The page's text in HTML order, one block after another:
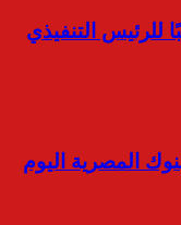
للرئيس التنفيذي
المصرية اليوم